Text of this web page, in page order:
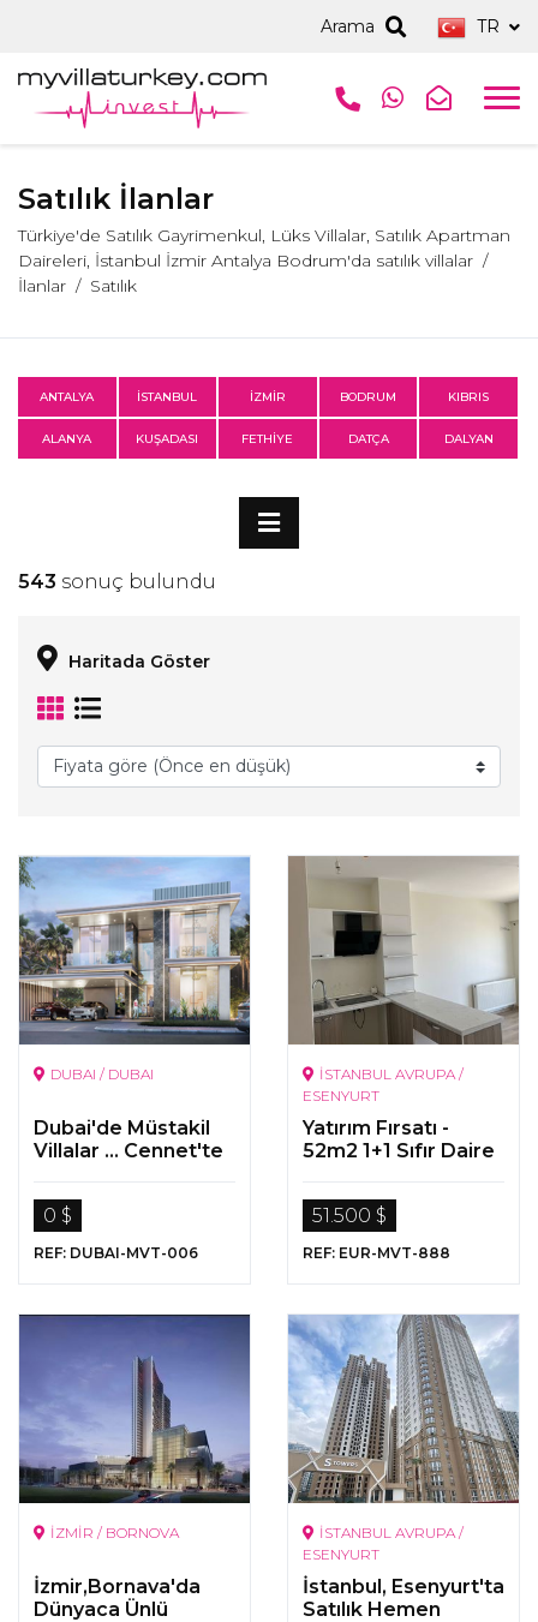
Arama TR
Satılık İlanlar
Türkiye'de Satılık Gayrimenkul, Lüks Villalar, Satılık Apartman
Daireleri, İstanbul İzmir Antalya Bodrum'da satılık villalar
İlanlar
Satılık
ANTALYA İSTANBUL İZMİR BODRUM KIBRIS
ALANYA KUŞADASI FETHİYE DATÇA DALYAN
543 sonuç bulundu
Haritada Göster
DUBAI / DUBAI
Dubai'de Müstakil
Villalar ... Cennet'te
0 $
REF: DUBAI-MVT-006
İSTANBUL AVRUPA /
ESENYURT
Yatırım Fırsatı -
52m2 1+1 Sıfır Daire
51.500 $
REF: EUR-MVT-888
İZMİR / BORNOVA
İzmir,Bornava'da
Dünyaca Ünlü
İSTANBUL AVRUPA /
ESENYURT
İstanbul, Esenyurt'ta
Satılık Hemen